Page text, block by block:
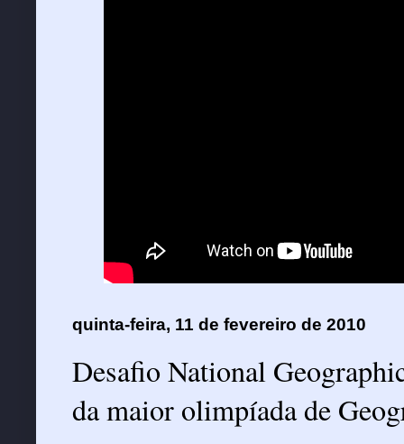
quinta-feira, 11 de fevereiro de 2010
Desafio National
da maior olimpíada de